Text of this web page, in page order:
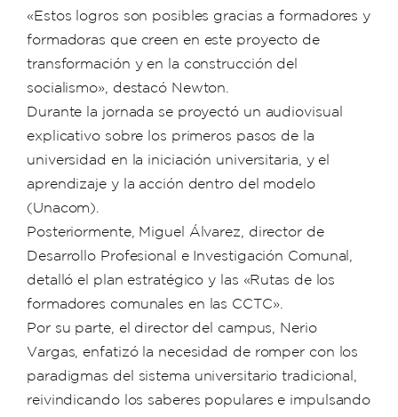
«Estos logros son posibles gracias a formadores y
formadoras que creen en este proyecto de
transformación y en la construcción del
socialismo», destacó Newton.
Durante la jornada se proyectó un audiovisual
explicativo sobre los primeros pasos de la
universidad en la iniciación universitaria, y el
aprendizaje y la acción dentro del modelo
(Unacom).
Posteriormente, Miguel Álvarez, director de
Desarrollo Profesional e Investigación Comunal,
detalló el plan estratégico y las «Rutas de los
formadores comunales en las CCTC».
Por su parte, el director del campus, Nerio
Vargas, enfatizó la necesidad de romper con los
paradigmas del sistema universitario tradicional,
reivindicando los saberes populares e impulsando